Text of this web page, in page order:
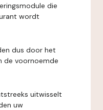
die
wordt
dus door het
de voornoemde
uitwisselt
uw